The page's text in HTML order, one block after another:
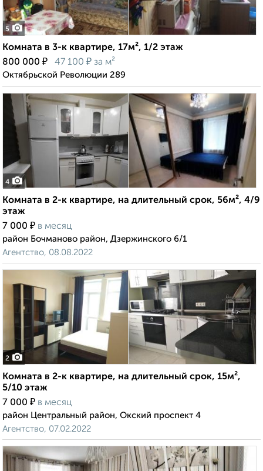
5
Комната в 3-к квартире, 17м², 1/2 этаж
800 000 ₽ 47 100 ₽ за м²
Октябрьской Революции 289
4
Комната в 2-к квартире, на длительный срок, 56м², 4/9
этаж
7 000 ₽ в месяц
район Бочманово район, Дзержинского 6/1
Агентство, 08.08.2022
2
Комната в 2-к квартире, на длительный срок, 15м²,
5/10 этаж
7 000 ₽ в месяц
район Центральный район, Окский проспект 4
Агентство, 07.02.2022